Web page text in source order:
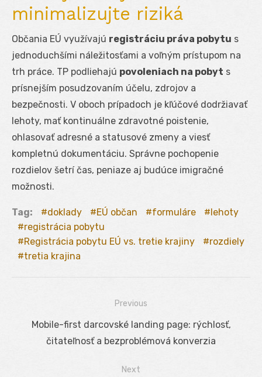
minimalizujte riziká
Občania EÚ využívajú registráciu práva pobytu s
jednoduchšími náležitosťami a voľným prístupom na
trh práce. TP podliehajú povoleniach na pobyt s
prísnejším posudzovaním účelu, zdrojov a
bezpečnosti. V oboch prípadoch je kľúčové dodržiavať
lehoty, mať kontinuálne zdravotné poistenie,
ohlasovať adresné a statusové zmeny a viesť
kompletnú dokumentáciu. Správne pochopenie
rozdielov šetrí čas, peniaze aj budúce imigračné
možnosti.
Tag: doklady EÚ občan formuláre
lehoty
registrácia pobytu
Registrácia pobytu EÚ vs. tretie krajiny
rozdiely
tretia krajina
Navigácia
Previous
Previous
Mobile-first darcovské landing page: rýchlosť,
čitateľnosť a bezproblémová konverzia
Next